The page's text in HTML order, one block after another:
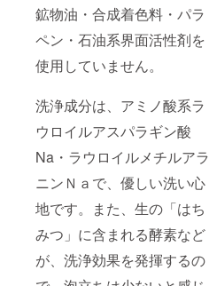
鉱物油・合成着色料・パラ
ペン・石油系界面活性剤を
使用していません。
洗浄成分は、アミノ酸系ラ
ウロイルアスパラギン酸
Na・ラウロイルメチルアラ
ニンＮａで、優しい洗い心
地です。また、生の「はち
みつ」に含まれる酵素など
が、洗浄効果を発揮するの